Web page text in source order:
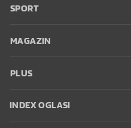
SPORT
MAGAZIN
PLUS
INDEX OGLASI